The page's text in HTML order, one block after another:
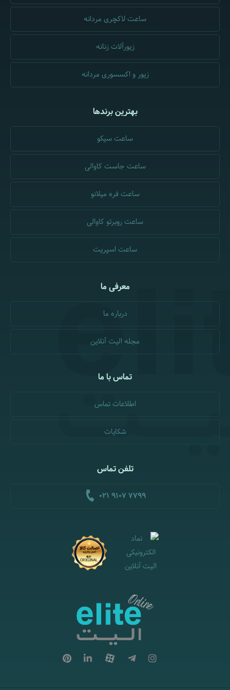
ساعت لاکچری مردانه
زیورآلات زنانه
زیور و اکسسوری مردانه
بهترین برندها
ساعت سیکو
ساعت جاست کاوالی
ساعت فره میلانو
ساعت روبرتو کاوالی
ساعت اسپریت
معرفی ما
درباره ما
مجله الیت آنلاین
تماس با ما
اطلاعات تماس
شکایات
تلفن تماس
021 9107 7799